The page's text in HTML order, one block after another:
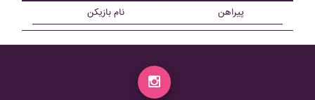
نام بازیکن پیراهن